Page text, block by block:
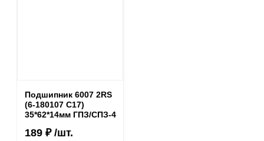
Подшипник 6007 2RS
(6-180107 С17)
35*62*14мм ГПЗ/СПЗ-4
189 ₽ /шт.